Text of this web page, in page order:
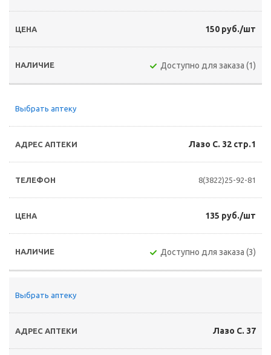
150 руб./шт
Доступно для заказа (1)
Выбрать аптеку
Лазо С. 32 стр.1
8(3822)25-92-81
135 руб./шт
Доступно для заказа (3)
Выбрать аптеку
Лазо С. 37